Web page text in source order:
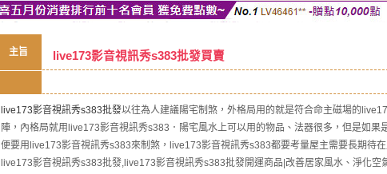
主旨 live173影音視訊秀s383批發買賣
live173影音視訊秀s383批發以往為人建議陽宅制煞，外格局用的就是符合命主磁場的
陣，內格局就用live173影音視訊秀s383．陽宅風水上可以用的物品、法器很多，但是如果
便要用live173影音視訊秀s383來制煞，live173影音視訊秀s383都要考量屋主需要長期待
live173影音視訊秀s383批發,live173影音視訊秀s383批發開運商品|改善居家風水、淨化空